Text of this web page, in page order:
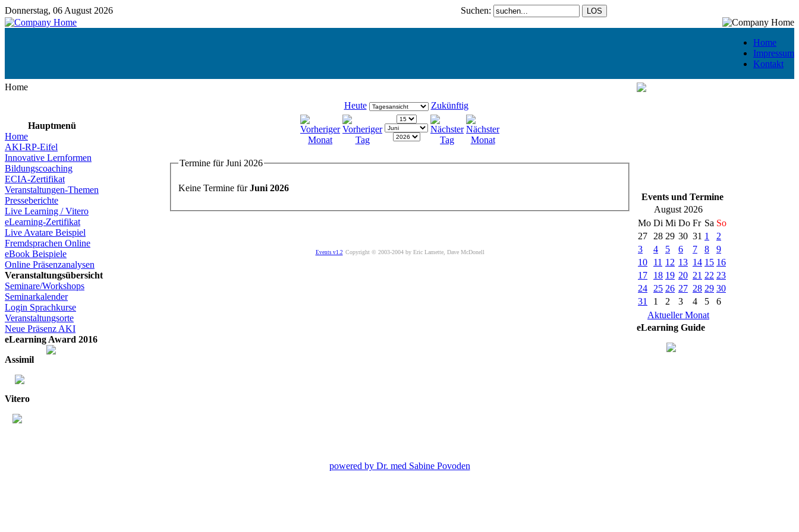
Donnerstag, 06 August 2026 Suchen:
Home
Impressum
Kontakt
Home
Hauptmenü
Home
AKI-RP-Eifel
Innovative Lernformen
Bildungscoaching
ECIA-Zertifikat
Veranstaltungen-Themen
Presseberichte
Live Learning / Vitero
eLearning-Zertifikat
Live Avatare Beispiel
Fremdsprachen Online
eBook Beispiele
Online Präsenzanalysen
Veranstaltungsübersicht
Seminare/Workshops
Seminarkalender
Login Sprachkurse
Veranstaltungsorte
Neue Präsenz AKI
eLearning Award 2016
Assimil
Vitero
Heute Zukünftig
Termine für Juni 2026
Keine Termine fürJuni 2026
Events v1.2 Copyright © 2003-2004 by Eric Lamette, Dave McDonell
Events und Termine
August 2026
Mo Di Mi Do Fr Sa So
27
28 29 30 31 1
2
3
4 5 6 7 8
9
10
11 12 13 14 15 16
17
18 19 20 21 22 23
24
25 26 27 28 29 30
31
1 2 3 4 5
6
Aktueller Monat
eLearning Guide
powered by Dr. med Sabine Povoden